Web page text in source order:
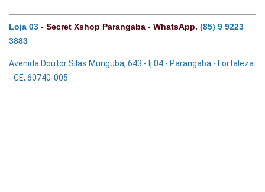
Loja 03 - Secret Xshop Parangaba - WhatsApp. (85) 9 9223
3883
Avenida Doutor Silas Munguba, 643 - lj 04 - Parangaba - Fortaleza
- CE, 60740-005